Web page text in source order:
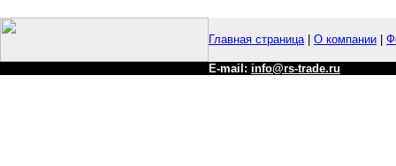
Главная страница| О компании
E-mail: info@rs-trade.ru